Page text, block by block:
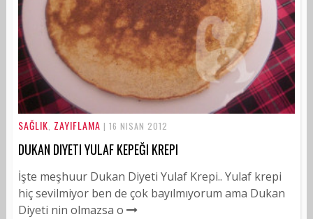
SAĞLIK, ZAYIFLAMA | 16 NISAN 2012
DUKAN DIYETI YULAF KEPEĞI KREPI
İşte meşhuur Dukan Diyeti Yulaf Krepi.. Yulaf krepi
hiç sevilmiyor ben de çok bayılmıyorum ama Dukan
Diyeti nin olmazsa o